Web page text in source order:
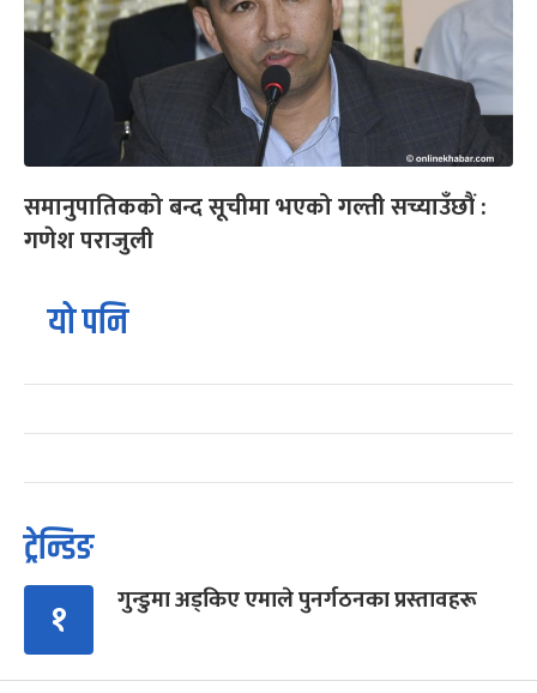
समानुपातिकको बन्द सूचीमा भएको गल्ती सच्याउँछौं :
गणेश पराजुली
यो पनि
ट्रेन्डिङ
१ गुन्डुमा अड्किए एमाले पुनर्गठनका प्रस्तावहरू